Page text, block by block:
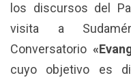
los discursos del
visita a
Conversatorio
cuyo objetivo es